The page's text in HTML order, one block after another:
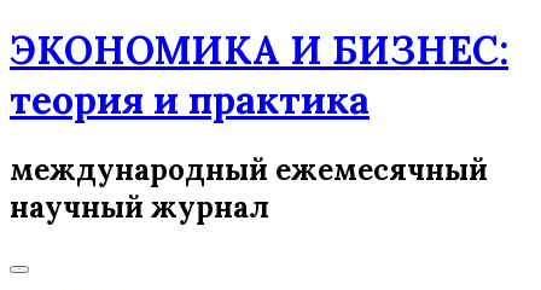
Skip
to
ЭКОНОМИКА И БИЗНЕС:
теория и практика
международный ежемесячный
научный журнал